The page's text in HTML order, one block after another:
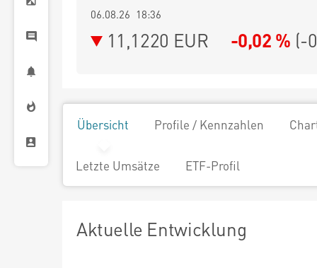
06.08.26 18:36
11,1220 EUR -0,02 % (-
Übersicht Profile / Kennzahlen
Letzte Umsätze ETF-Profil
Aktuelle Entwicklung